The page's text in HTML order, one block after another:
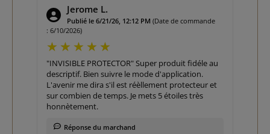
Jerome L.
Publié le 6/21/26, 12:12 PM (Date de commande
: 6/10/2026)
"INVISIBLE PROTECTOR" Super produit fidéle au
descriptif. Bien suivre le mode d'application.
L'avenir me dira s'il est réèllement protecteur et
sur combien de temps. Je mets 5 étoiles très
honnètement.
Réponse du marchand